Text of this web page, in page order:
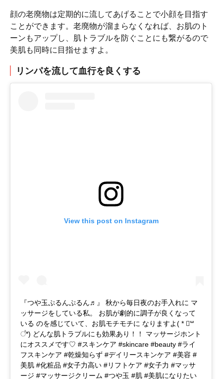
顔の老廃物は定期的に流してあげることで小顔を目指す
ことができます。老廃物が溜まらなくなれば、お肌のト
ーンもアップし、肌トラブルを防ぐことにも繋がるので
美肌も同時に目指せますよ。
リンパを流して血行を良くする
View this post on Instagram
『つや玉ぷるんぷるん♬』 秋から毎日夜のお手入れに マ
ッサージをしている私。 お肌が劇的に調子が良くなって
いる のを感じていて、お肌モチモチに なりますよ( * ॑꒳
॑*) どんな肌トラブルにも効果あり！！ マッサージホント
にオススメです♡ #スキンケア #skincare #beauty #ライ
フスキンケア #乾燥知らず #デイリースキンケア #美容 #
美肌 #化粧品 #女子力高い #リフトケア #女子力 #マッサ
ージ #マッサージクリーム #つや玉 #肌 #美肌になりたい